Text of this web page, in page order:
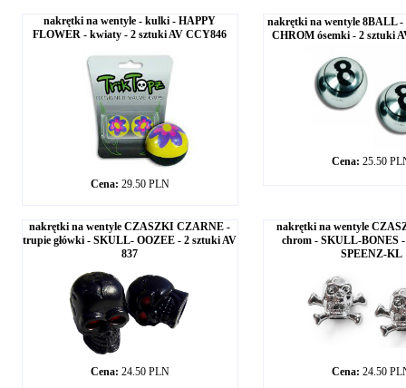
nakrętki na wentyle - kulki - HAPPY
FLOWER - kwiaty - 2 sztuki AV CCY846
Cena: 29.50 PLN
nakrętki na wentyle 8BALL -
CHROM ósemki - 2 sztuki
Cena: 25.50
nakrętki na wentyle CZASZKI CZARNE -
trupie główki - SKULL- OOZEE - 2 sztuki AV
837
Cena: 24.50 PLN
nakrętki na wentyle
chrom - SKULL-BONES
SPEENZ-KL
Cena: 24.50